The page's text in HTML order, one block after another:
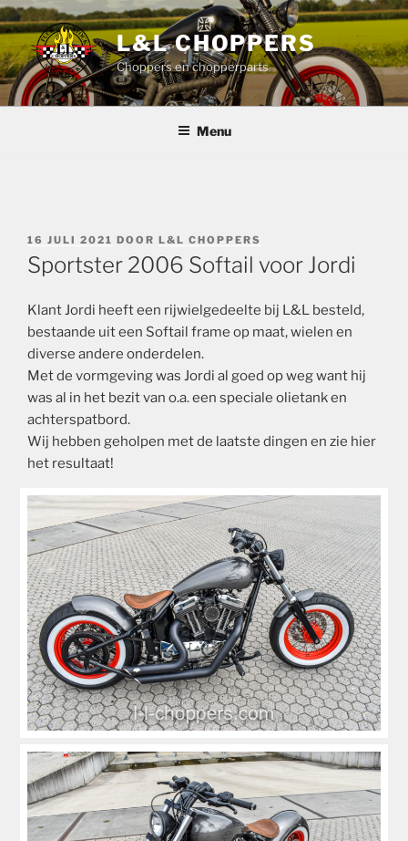
Ga
naar
de
inhoud
L&L CHOPPERS
Choppers en chopperparts
Menu
GEPLAATST
OP
16 JULI 2021 DOOR L&L CHOPPERS
Sportster 2006 Softail voor Jordi
Klant Jordi heeft een rijwielgedeelte bij L&L besteld,
bestaande uit een Softail frame op maat, wielen en
diverse andere onderdelen.
Met de vormgeving was Jordi al goed op weg want hij
was al in het bezit van o.a. een speciale olietank en
achterspatbord.
Wij hebben geholpen met de laatste dingen en zie hier
het resultaat!